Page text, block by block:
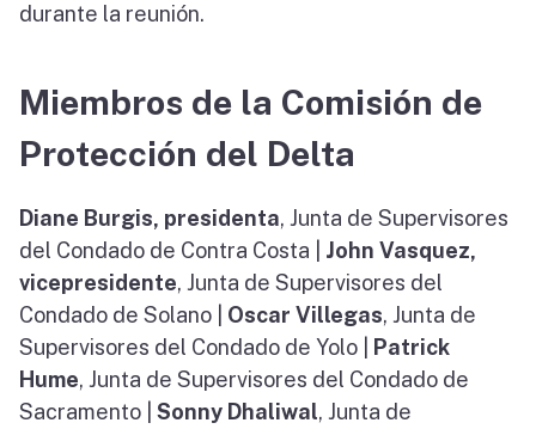
durante la reunión.
Miembros de la Comisión de
Protección del Delta
Diane Burgis, presidenta, Junta de Supervisores
del Condado de Contra Costa | John Vasquez,
vicepresidente, Junta de Supervisores del
Condado de Solano | Oscar Villegas, Junta de
Supervisores del Condado de Yolo | Patrick
Hume, Junta de Supervisores del Condado de
Sacramento | Sonny Dhaliwal, Junta de